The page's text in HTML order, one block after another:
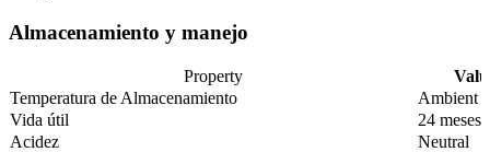
Almacenamiento y manejo
Property
Temperatura de Almacenamiento
Ambient
Vida útil
24 meses
Acidez
Neutral